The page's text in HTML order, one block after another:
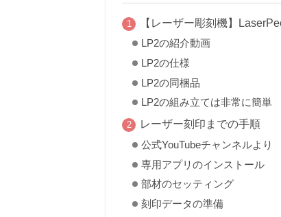
【レーザー彫刻機】
LP2の紹介動画
LP2の仕様
LP2の同梱品
LP2の組み立ては非常に簡単
レーザー刻印までの手順
公式YouTubeチャンネルより
専用アプリのインストール
部材のセッティング
刻印データの準備